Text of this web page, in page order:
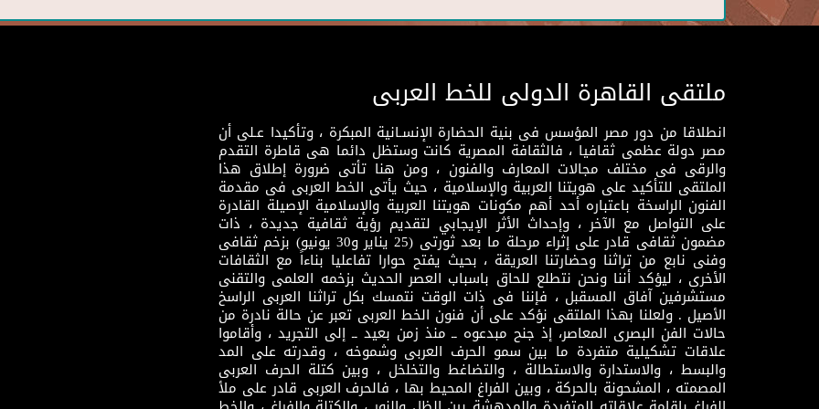
ملتقى القاهرة الدولى للخط العربى
انطلاقا من دور مصر المؤسس فى بنية الحضارة الإنسـانية المبكرة ، وتأكيدا عـلى أن
مصر دولة عظمى ثقافيا ، فالثقافة المصرية كانت وستظل دائما هى قاطرة التقدم
والرقى فى مختلف مجالات المعارف والفنون ، ومن هنا تأتى ضرورة إطلاق هذا
الملتقى للتأكيد على هويتنا العربية والإسلامية ، حيث يأتى الخط العربى فى مقدمة
الفنون الراسخة باعتباره أحد أهم مكونات هويتنا العربية والإسلامية الإصيلة القادرة
على التواصل مع الآخر ، وإحداث الأثر الإيجابي لتقديم رؤية ثقافية جديدة ، ذات
مضمون ثقافى قادر على إثراء مرحلة ما بعد ثورتى (25 يناير و30 يونيو) بزخم ثقافى
وفنى نابع من تراثنا وحضارتنا العريقة ، بحيث يفتح حوارا تفاعليا بناءاً مع الثقافات
الأخرى ، ليؤكد أننا ونحن نتطلع للحاق باسباب العصر الحديث بزخمه العلمى والتقنى
مستشرفين آفاق المسقبل ، فإننا فى ذات الوقت نتمسك بكل تراثنا العربى الراسخ
الأصيل . ولعلنا بهذا الملتقى نؤكد على أن فنون الخط العربى تعبر عن حالة نادرة من
حالات الفن البصرى المعاصر، إذ جنح مبدعوه ــ منذ زمن بعيد ــ إلى التجريد ، وأقاموا
علاقات تشكيلية متفردة ما بين سمو الحرف العربى وشموخه ، وقدرته على المد
والبسط ، والاستدارة والاستطالة ، والتضاغط والتخلخل ، وبين كتلة الحرف العربى
المصمته ، المشحونة بالحركة ، وبين الفراغ المحيط بها ، فالحرف العربى قادر على ملأ